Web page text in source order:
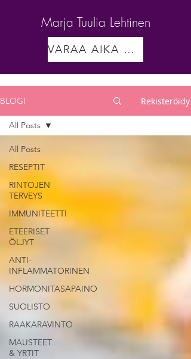
Marja Tuulia Lehtinen
VARAA AIKA VALMENNUKSEEN
BLOGI Rekisteröidy
All Posts
RESEPTIT
RINTOJEN
TERVEYS
IMMUNITEETTI
ETEERISET
ÖLJYT
ANTI-
INFLAMMATORINEN
HORMONITASAPAINO
SUOLISTO
RAAKARAVINTO
MAUSTEET
& YRTIT
All Posts